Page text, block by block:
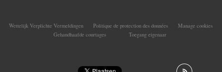
Wettelijk Verplichte Vermeldingen Politique de protection des données
Manage cookies
Gehandhaafde courtages
Toegang eigenaar